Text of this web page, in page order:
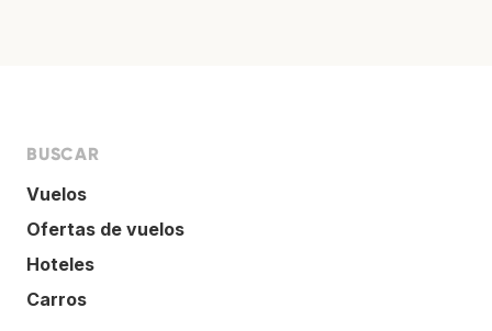
BUSCAR
Vuelos
Ofertas de vuelos
Hoteles
Carros